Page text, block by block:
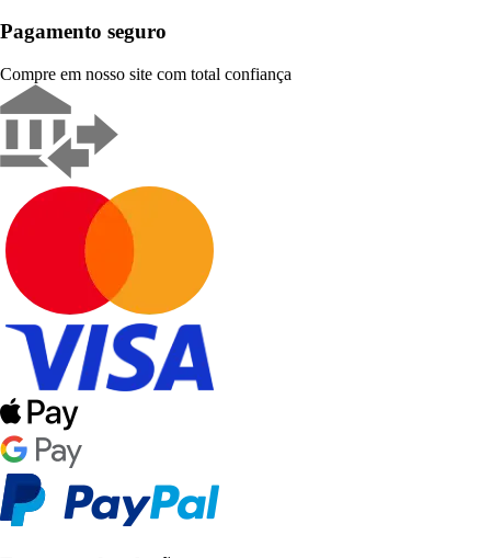
Pagamento seguro
Compre em nosso site com total confiança